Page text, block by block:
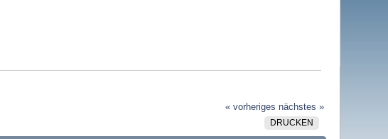
« vorheriges nächstes »
DRUCKEN